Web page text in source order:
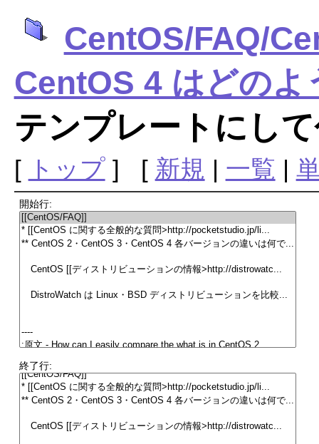
CentOS/FAQ/
CentOS 4 はどのよ
テンプレートにし
[ トップ] [ 新規 | 一覧 |
開始行:
終了行: